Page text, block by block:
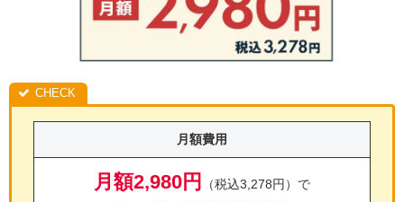
月額費用
月額2,980円
（税込3,278円）で